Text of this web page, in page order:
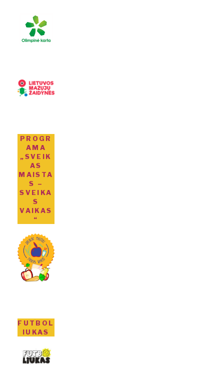
PROGR
AMA
„SVEIK
AS
MAISTA
S –
SVEIKA
S
VAIKAS
“
FUTBOL
IUKAS